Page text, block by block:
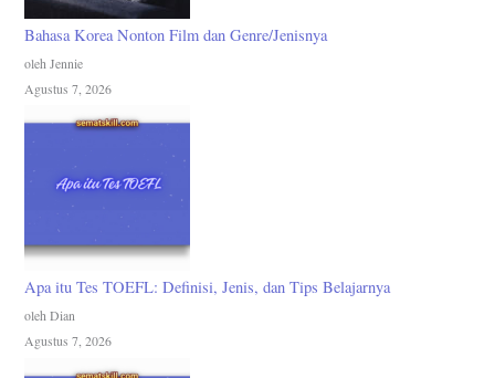
Bahasa Korea Nonton Film dan Genre/Jenisnya
oleh Jennie
Agustus 7, 2026
Apa itu Tes TOEFL: Definisi, Jenis, dan Tips Belajarnya
oleh Dian
Agustus 7, 2026